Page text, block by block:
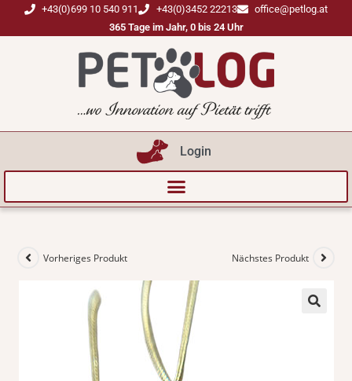
+43(0)699 10 540 911 +43(0)3452 22213
office@petlog.at
365 Tage im Jahr, 0 bis 24 Uhr
Login
Vorheriges Produkt Nächstes Produkt